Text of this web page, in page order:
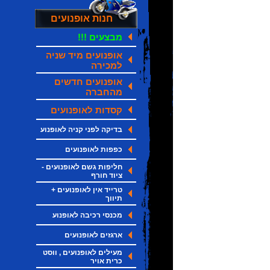
חנות אופנועים
מבצעים !!!
אופנועים מיד שניה
למכירה
אופנועים חדשים
מהחברה
קסדות לאופנועים
בדיקה לפני קניה לאופנוע
כפפות לאופנועים
חליפות גשם לאופנועים -
ציוד חורף
טרייד אין לאופנועים +
תיווך
מכנסי רכיבה לאופנוע
ארגזים לאופנועים
מעילים לאופנועים , ווסט
כרית אויר